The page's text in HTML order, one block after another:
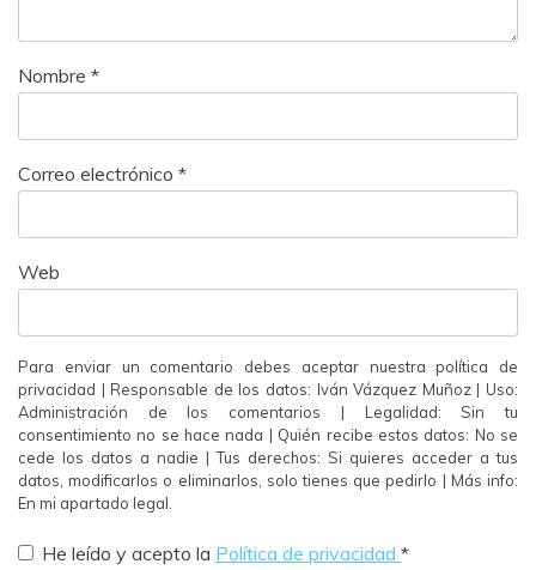
Nombre *
Correo electrónico *
Web
Para enviar un comentario debes aceptar nuestra política de
privacidad | Responsable de los datos: Iván Vázquez Muñoz | Uso:
Administración de los comentarios | Legalidad: Sin tu
consentimiento no se hace nada | Quién recibe estos datos: No se
cede los datos a nadie | Tus derechos: Si quieres acceder a tus
datos, modificarlos o eliminarlos, solo tienes que pedirlo | Más info:
En mi apartado legal.
He leído y acepto la Política de privacidad *